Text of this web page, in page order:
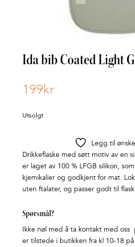
Ida bib Coated Light
199kr
Utsolgt
Legg til
Drikkeflaske med søtt motiv av en
er laget av 100 % LFGB silikon,
kjemikalier og godkjent for mat.
uten ftalater, og passer godt til
Spørsmål?
Ikke nøl med å ta kontakt med oss
er tilstede i butikken fra kl 10-18